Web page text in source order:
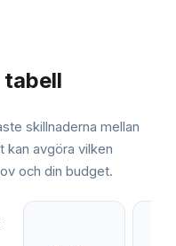
tabell
skillnaderna mellan
kan avgöra vilken
och din budget.